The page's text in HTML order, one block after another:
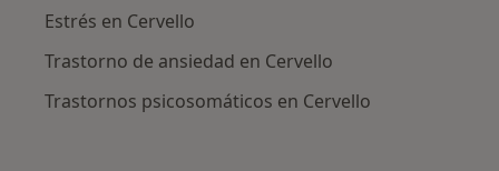
Estrés en Cervello
Trastorno de ansiedad en Cervello
Trastornos psicosomáticos en Cervello